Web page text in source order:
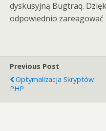
dyskusyjną Bugtraq.
odpowiednio zareagować
Previous Post
Optymalizacja Skryptów
PHP